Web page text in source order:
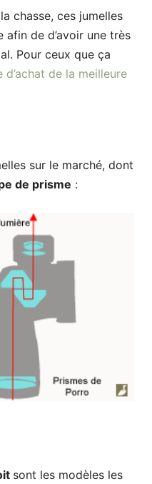
chasse, ces jumelles
de d’avoir une très
Pour ceux que ça
d’achat de la meilleure
sur le marché, dont
de prisme :
sont les modèles les